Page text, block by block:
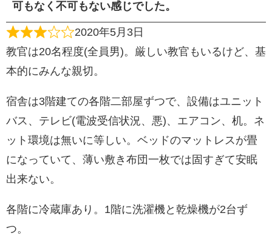
可もなく不可もない感じでした。
2020年5月3日
教官は20名程度(全員男)。厳しい教官もいるけど、基
本的にみんな親切。
宿舎は3階建ての各階二部屋ずつで、設備はユニット
バス、テレビ(電波受信状況、悪)、エアコン、机。ネ
ット環境は無いに等しい。ベッドのマットレスが畳
になっていて、薄い敷き布団一枚では固すぎて安眠
出来ない。
各階に冷蔵庫あり。1階に洗濯機と乾燥機が2台ず
つ。